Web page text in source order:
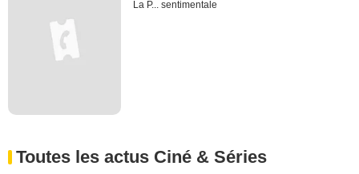
La P... sentimentale
Toutes les actus Ciné & Séries